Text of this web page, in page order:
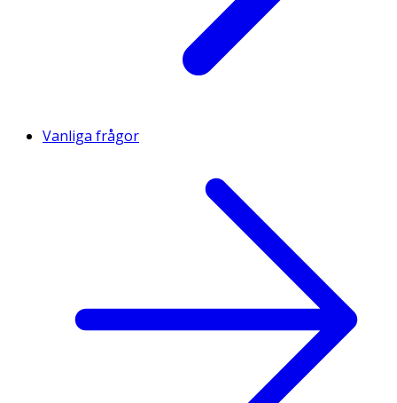
Vanliga frågor